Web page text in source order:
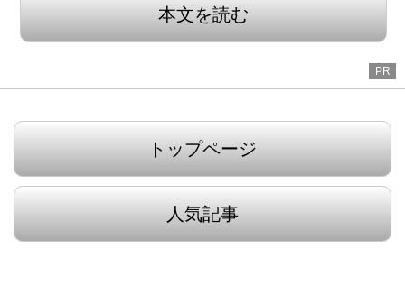
本文を読む
PR
トップページ
人気記事